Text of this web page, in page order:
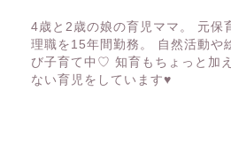
4歳と2歳の娘の育児ママ。 元保
理職を15年間勤務。 自然活動や
び子育て中♡ 知育もちょっと加
ない育児をしています♥